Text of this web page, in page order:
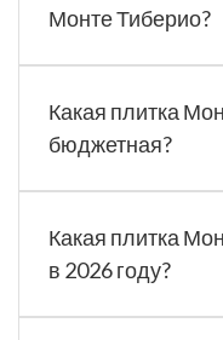
Монте Тиберио?
Какая плитка
бюджетная?
Какая плитка
в 2026 году?